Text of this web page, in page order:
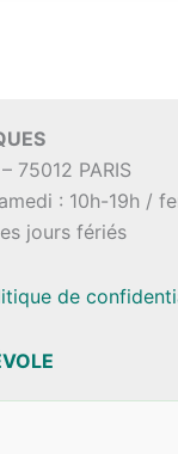
75012 PARIS
: 10h-19h /
jours fériés
de